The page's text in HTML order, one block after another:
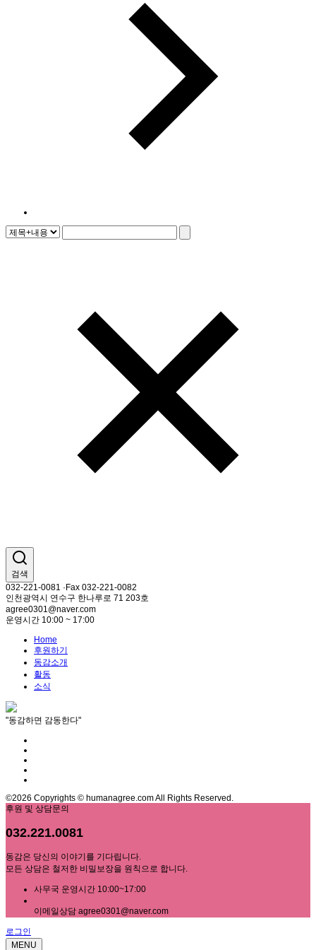
검색
032-221-0081 ·Fax 032-221-0082
인천광역시 연수구 한나루로 71 203호
agree0301@naver.com
운영시간 10:00 ~ 17:00
Home
후원하기
동감소개
활동
소식
"동감하면 감동한다"
©2026 Copyrights © humanagree.com All Rights Reserved.
후원 및 상담문의
032.221.0081
동감은 당신의 이야기를 기다립니다.
모든 상담은 철저한 비밀보장을 원칙으로 합니다.
사무국 운영시간 10:00~17:00
이메일상담 agree0301@naver.com
로그인
MENU